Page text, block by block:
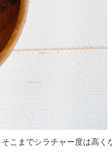
こまでシラチャー度は高く